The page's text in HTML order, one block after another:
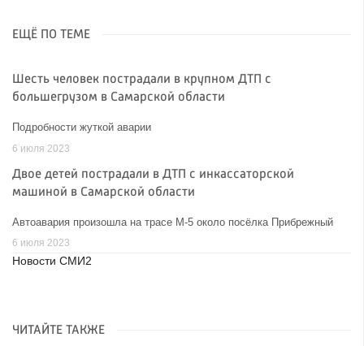
ЕЩЁ ПО ТЕМЕ
Шесть человек пострадали в крупном ДТП с
большегрузом в Самарской области
Подробности жуткой аварии
6 июля 2023
Двое детей пострадали в ДТП с инкассаторской
машиной в Самарской области
Автоавария произошла на трасе М-5 около посёлка Прибрежный
6 июля 2023
Новости СМИ2
ЧИТАЙТЕ ТАКЖЕ